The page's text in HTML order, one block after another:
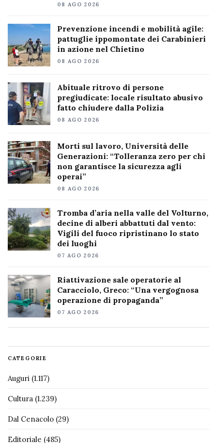
08 AGO 2026
Prevenzione incendi e mobilità agile:
pattuglie ippomontate dei Carabinieri
in azione nel Chietino
08 AGO 2026
Abituale ritrovo di persone
pregiudicate: locale risultato abusivo
fatto chiudere dalla Polizia
08 AGO 2026
Morti sul lavoro, Università delle
Generazioni: “Tolleranza zero per chi
non garantisce la sicurezza agli
operai”
08 AGO 2026
Tromba d’aria nella valle del Volturno,
decine di alberi abbattuti dal vento:
Vigili del fuoco ripristinano lo stato
dei luoghi
07 AGO 2026
Riattivazione sale operatorie al
Caracciolo, Greco: “Una vergognosa
operazione di propaganda”
07 AGO 2026
CATEGORIE
Auguri (1.117)
Cultura (1.239)
Dal Cenacolo (29)
Editoriale (485)